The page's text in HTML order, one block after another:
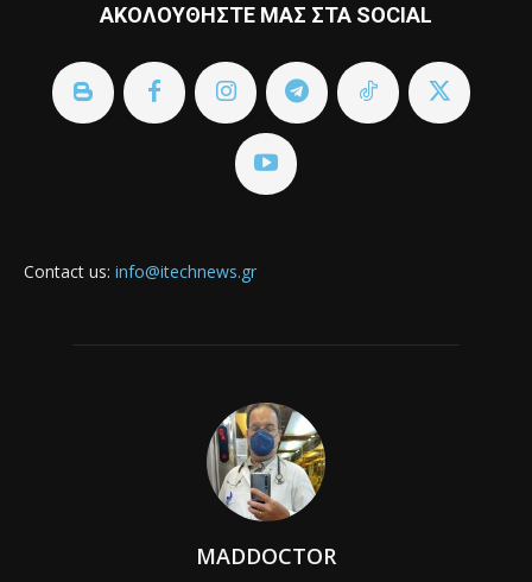
ΑΚΟΛΟΥΘΗΣΤΕ ΜΑΣ ΣΤΑ SOCIAL
Contact us: info@itechnews.gr
MADDOCTOR